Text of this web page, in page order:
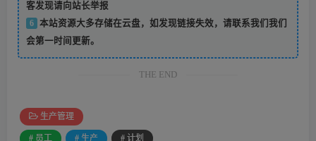
客发现请向站长举报
6
本站资源大多存储在云盘，如发现链接失效，请联系我们我们
会第一时间更新。
THE END
生产管理
# 员工 # 生产 # 计划